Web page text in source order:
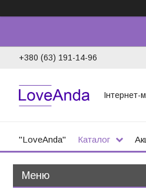
+380 (63) 191-14-96
Інтернет-
"LoveAnda" Каталог